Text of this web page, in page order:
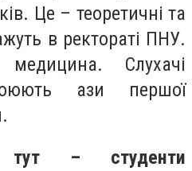
Це – теоретичні та
в ректораті ПНУ.
Слухачі
ази першої
тут – студенти